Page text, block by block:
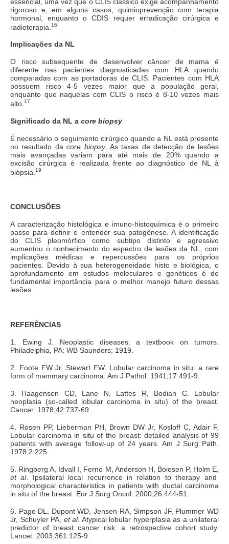
rigoroso e, em alguns casos, quimioprevenção com terapia
hormonal, enquanto o CDIS requer erradicação cirúrgica e
radioterapia. 16
Implicações da NL
O risco subsequente de desenvolver câncer de mama é
diferente nas pacientes diagnosticadas com HLA quando
comparadas com as portadoras de CLIS. Pacientes com HLA
possuem risco 4-5 vezes maior que a população geral,
enquanto que naquelas com CLIS o risco é 8-10 vezes mais
alto. 17
Significado da NL a core biopsy
É necessário o seguimento cirúrgico quando a NL está presente
no resultado dacore biopsy. As taxas de detecção de lesões
mais avançadas variam para até mais de 20% quando a
excisão cirúrgica é realizada frente ao diagnóstico de NL à
biópsia. 19
CONCLUSÕES
A caracterização histológica e imuno-histoquímica é o primeiro
passo para definir e entender sua patogênese. A identificação
do CLIS pleomórfico como subtipo distinto e agressivo
aumentou o conhecimento do espectro de lesões da NL, com
implicações médicas e repercussões para os próprios
pacientes. Devido à sua heterogeneidade histo e biológica, o
aprofundamento em estudos moleculares e genéticos é de
fundamental importância para o melhor manejo futuro dessas
lesões.
REFERÊNCIAS
1. Ewing J. Neoplastic diseases: a textbook on tumors.
Philadelphia, PA: WB Saunders; 1919.
2. Foote FW Jr, Stewart FW. Lobular carcinoma in situ: a rare
form of mammary carcinoma. Am J Pathol. 1941;17:491-9.
3. Haagensen CD, Lane N, Lattes R, Bodian C. Lobular
neoplasia (so-called lobular carcinoma in situ) of the breast.
Cancer. 1978;42:737-69.
4. Rosen PP, Lieberman PH, Brown DW Jr, Kosloff C, Adair F.
Lobular carcinoma in situ of the breast: detailed analysis of 99
patients with average follow-up of 24 years. Am J Surg Path.
1978;2:225.
5. Ringberg A, Idvall I, Ferno M, Anderson H, Boiesen P, Holm E,
et al. Ipsilateral local recurrence in relation to therapy and
morphological characteristics in patients with ductal carcinoma
in situ of the breast. Eur J Surg Oncol. 2000;26:444-51.
6. Page DL, Dupont WD, Jensen RA, Simpson JF, Plummer WD
Jr, Schuyler PA, et al. Atypical lobular hyperplasia as a unilateral
predictor of breast cancer risk: a retrospective cohort study.
Lancet. 2003;361:125-9.